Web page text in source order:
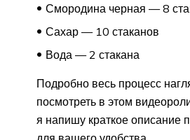
Смородина черная — 8
Сахар — 10 стаканов
Вода — 2 стакана
Подробно весь процесс
посмотреть в этом
я напишу краткое описание